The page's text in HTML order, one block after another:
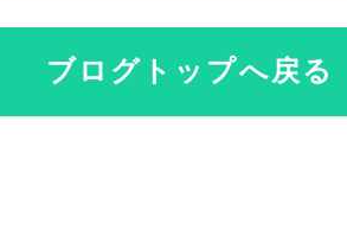
ブログトップへ戻る